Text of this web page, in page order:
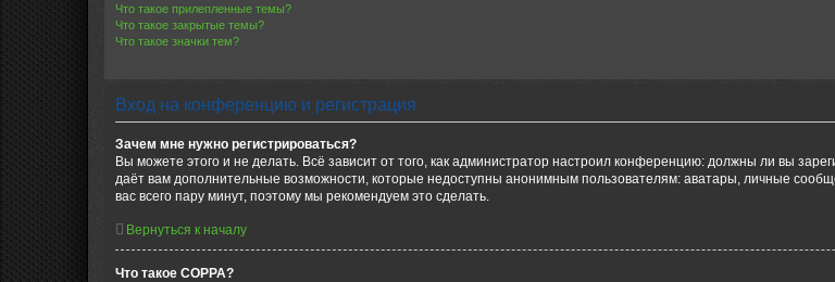
Что такое прилепленные темы?
Что такое закрытые темы?
Что такое значки тем?
Вход на конференцию и регистрация
Зачем мне нужно регистрироваться?
Вы можете этого и не делать. Всё зависит от того, как администратор настроил конференцию: должны ли вы
даёт вам дополнительные возможности, которые недоступны анонимным пользователям: аватары, личные
вас всего пару минут, поэтому мы рекомендуем это сделать.
Вернуться к началу
Что такое COPPA?